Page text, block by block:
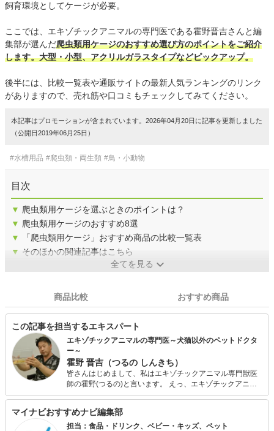
飼育環境としてケージが必要。
ここでは、エキゾチックアニマルの専門医である霍野晋吉さんと編
集部が選んだ爬虫類用ケージのおすすめ選び方のポイントをご紹介
します。大型・小型、アクリルガラスタイプなどピックアップ。
後半には、比較一覧表や通販サイトの最新人気ランキングのリンク
がありますので、売れ筋や口コミもチェックしてみてください。
本記事はプロモーションが含まれています。2026年04月20日に記事を更新しました
（公開日2019年06月25日）
#水槽用品 #爬虫類・両生類 #鳥・小動物
目次
▼ 爬虫類用ケージを選ぶときのポイントは？
▼ 爬虫類用ケージのおすすめ8選
▼
「爬虫類用ケージ」おすすめ商品の比較一覧表
▼ そのほかの関連記事はこちら
全てを見る
商品比較 おすすめ商品
この記事を担当するエキスパート
エキゾチックアニマルの専門医～犬猫以外のペットドクタ
ー～
霍野 晋吉（つるの しんきち）
皆さんはじめまして、私はエキゾチックアニマル専門獣医
師の霍野(つるの)と言います。 えっ、エキゾチックアニマ
ルって言葉知りませんか？ウサギやハムスター、インコや
の専門病院である『エキゾチックペットクリニック』を開
業しました。症例数は月に400件を超えているベテラン獣
マイナビおすすめナビ編集部
担当：食品・ドリンク、ベビー・キッズ、ペット